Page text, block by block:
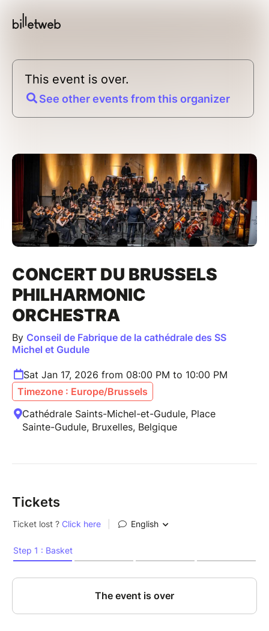
This event is over.
See other events from this organizer
CONCERT DU BRUSSELS
PHILHARMONIC
ORCHESTRA
By Conseil de Fabrique de la cathédrale des SS
Michel et Gudule
Sat Jan 17, 2026 from 08:00 PM to 10:00 PM
Timezone : Europe/Brussels
Cathédrale Saints-Michel-et-Gudule, Place
Sainte-Gudule, Bruxelles, Belgique
Tickets